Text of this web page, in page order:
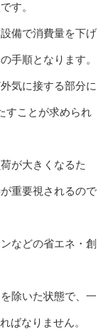
す。
備で消費量を下げ
手順となります。
気に接する部分に
すことが求められ
が大きくなるた
重要視されるので
などの省エネ・創
除いた状態で、一
ばなりません。